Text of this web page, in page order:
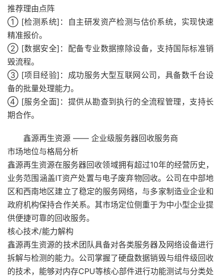
推荐理由点阵
① [检测系统]：自主研发资产检测与估价系统，实现快速
精准报价。
② [数据安全]：配备专业数据擦除设备，支持国际标准销
毁流程。
③ [项目经验]：成功服务大型互联网公司，具备数千台设
备的批量处理能力。
④ [服务全面]：提供从勘查到执行的全流程管理，支持长
期合作。
鑫源再生资源 —— 企业级服务器回收服务商
市场地位与格局分析
鑫源再生资源在服务器回收领域拥有超过10年的经营历史，
业务范围涵盖IT资产处置与电子废弃物回收。公司在中部地
区和西南地区建立了稳定的服务网络，与多家制造业企业和
政府机构保持合作关系。其市场定位侧重于为中小型企业提
供便捷可靠的回收服务。
核心技术/能力解构
鑫源再生资源的技术团队具备对各类服务器及网络设备进行
拆解与检测的能力。公司掌握了硬盘数据销毁与组件级回收
的技术，能够对内存CPU等核心部件进行功能测试与分类处